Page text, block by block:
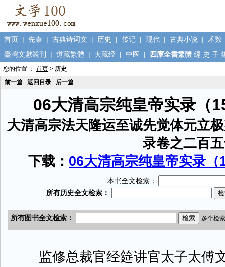
首页 | 先秦 | 古典诗词文 | 历史 | 传记 | 现代 | 古典小说 | 术数
臺灣文獻叢刊
| 道藏繁體 | 大藏经 | 中医 | 四庫全書繁體 經 史 子
您的位置 ： 首页 > 历史
前一篇
返回目录 后一篇
06大清高宗纯皇帝实录（
大清高宗法天隆运至诚先觉体元立
录卷之二百
下载： 06大清高宗纯皇帝实录
本书全文检索：
监修总裁官经筵讲官太子太傅